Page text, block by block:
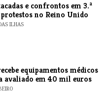
e confrontos em 3.ª
no Reino Unido
ILHAS
equipamentos médicos
avaliado em 40 mil euros